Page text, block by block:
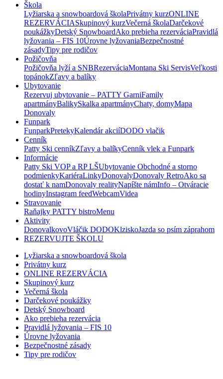
Škola
Lyžiarska a snowboardová školaPrivátny kurzONLINE
REZERVÁCIASkupinový kurzVečerná školaDarčekové
poukážkyDetský SnowboardAko prebieha rezerváciaPravidlá
lyžovania – FIS 10Úrovne lyžovaniaBezpečnostné
zásadyTipy pre rodičov
Požičovňa
Požičovňa lyží a SNBRezerváciaMontana Ski ServisVeľkosti
topánokZľavy a balíky
Ubytovanie
Rezervuj ubytovanie – PATTY GarniFamily
apartmányBalikySkalka apartmányChaty, domyMapa
Donovaly
Funpark
FunparkPretekyKalendár akciíDODO vlačik
Cenník
Patty Ski cenníkZľavy a balíkyCenník vlek a Funpark
Informácie
Patty Ski VOP a RP LŠUbytovanie Obchodné a storno
podmienkyKariéraLinkyDonovalyDonovaly RetroAko sa
dostať k namDonovaly realityNapíšte námInfo – Otváracie
hodinyInstagram feedWebcamVidea
Stravovanie
Raňajky PATTY bistroMenu
Aktivity
DonovalkovoVláčik DODOKlziskoJazda so psím záprahom
REZERVUJTE ŠKOLU
Lyžiarska a snowboardová škola
Privátny kurz
ONLINE REZERVÁCIA
Skupinový kurz
Večerná škola
Darčekové poukážky
Detský Snowboard
Ako prebieha rezervácia
Pravidlá lyžovania – FIS 10
Úrovne lyžovania
Bezpečnostné zásady
Tipy pre rodičov